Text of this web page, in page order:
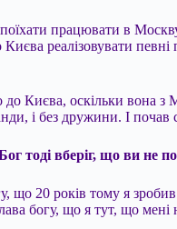
працювати в
реалізовувати
Києва, оскільки вона
і без дружини. І почав
тоді вберіг, що ви не
20 років тому я
богу, що я тут, що мені